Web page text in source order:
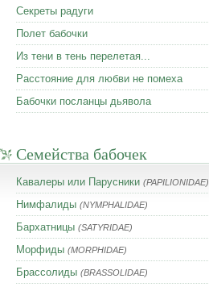
Секреты радуги
Полет бабочки
Из тени в тень перелетая...
Расстояние для любви не помеха
Бабочки посланцы дьявола
Семейства бабочек
Кавалеры или Парусники (PAPILIONIDAE)
Нимфалиды (NYMPHALIDAE)
Бархатницы (SATYRIDAE)
Морфиды (MORPHIDAE)
Брассолиды (BRASSOLIDAE)